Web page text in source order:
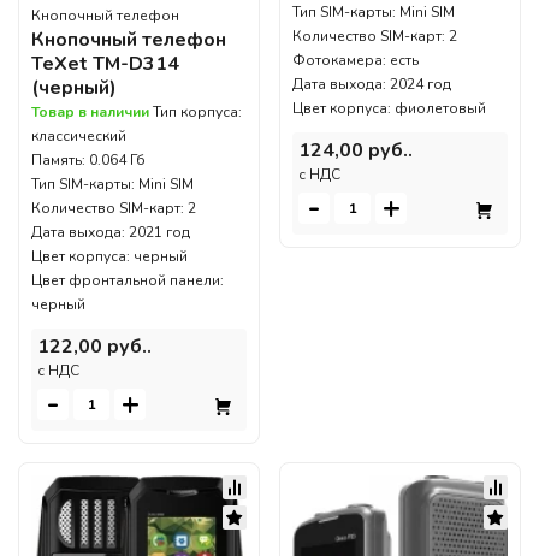
Кнопочный телефон
Кнопочный телефон
TeXet TM-D314
(черный)
Товар в наличииТип корпуса:
классический
Память: 0.064 Гб
Тип SIM-карты: Mini SIM
Количество SIM-карт: 2
Дата выхода: 2021 год
Цвет корпуса: черный
Цвет фронтальной панели:
черный
122,00 руб..
c НДС
- +
Тип SIM-карты: Mini SIM
Количество SIM-карт: 2
Фотокамера: есть
Дата выхода: 2024 год
Цвет корпуса: фиолетовый
124,00 руб..
c НДС
- +